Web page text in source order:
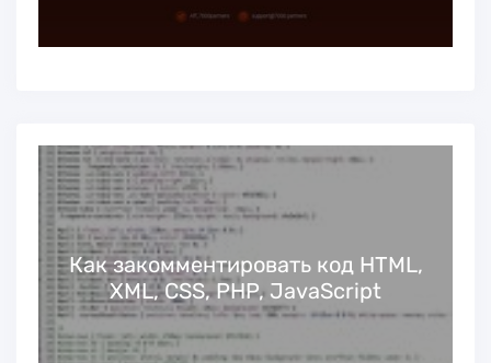
Как закомментировать код HTML,
XML, CSS, PHP, JavaScript